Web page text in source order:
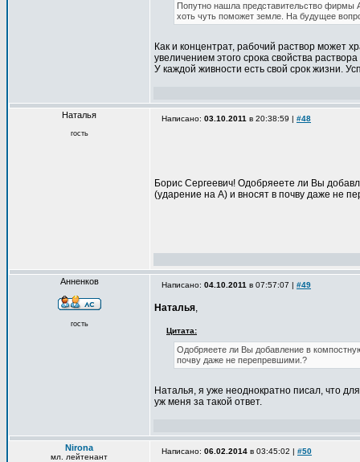
Попутно нашла представительство фирмы
хоть чуть поможет земле. На будущее
Как и концентрат, рабочий раствор может
увеличением этого срока свойства
У каждой живности есть свой срок жизни.
Наталья
гость
Написано: 03.10.2011 в 20:38:59 | #48
Борис Сергеевич! Одобряеете ли Вы
(ударение на А) и вносят в почву даже не
Анненков
гость
Написано: 04.10.2011 в 07:57:07 | #49
Наталья,
Цитата:
Одобряеете ли Вы добавление в
почву даже не перепревшими.?
Наталья, я уже неоднократно писал, что
уж меня за такой ответ.
Nirona
мл. лейтенант
Написано: 06.02.2014 в 03:45:02 | #50